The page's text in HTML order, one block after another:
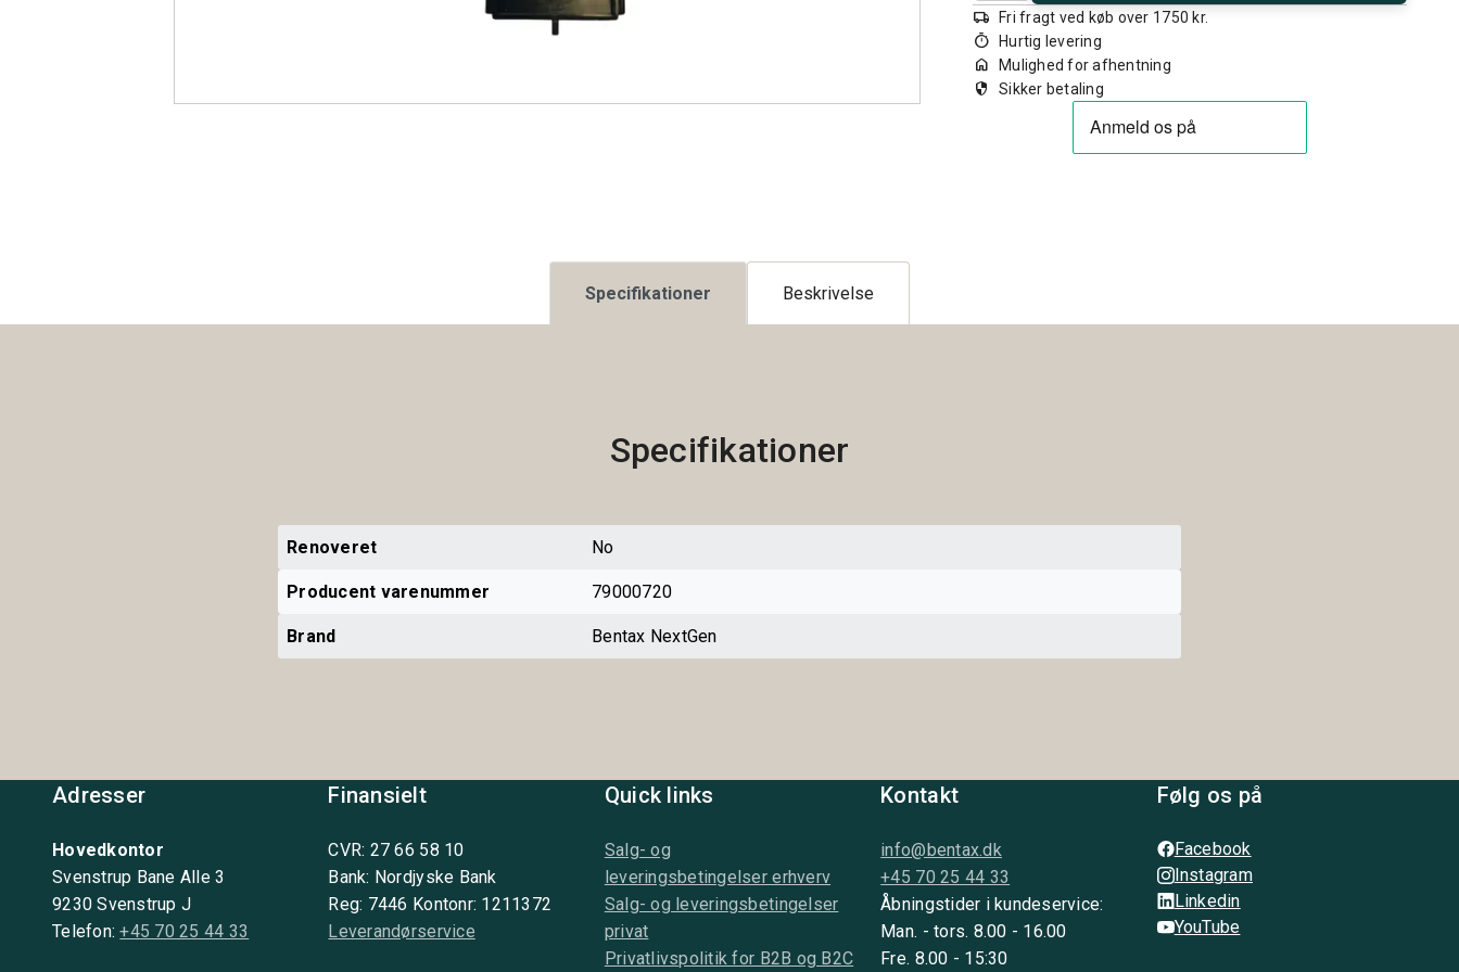
local_shipping Fri fragt ved køb over 1750 kr.
timer Hurtig levering
home Mulighed for afhentning
security Sikker betaling
Specifikationer Beskrivelse
Specifikationer
Renoveret No
Producent varenummer 79000720
Brand Bentax NextGen
Adresser
Hovedkontor
Svenstrup Bane Alle 3
9230 Svenstrup J
Telefon:+45 70 25 44 33
Finansielt
CVR: 27 66 58 10
Bank: Nordjyske Bank
Reg: 7446 Kontonr: 1211372
Leverandørservice
Quick links
Salg- og
leveringsbetingelser erhverv
Salg- og leveringsbetingelser
privat
Privatlivspolitik for B2B og B2C
Kontakt
info@bentax.dk
+45 70 25 44 33
Åbningstider i kundeservice:
Man. - tors. 8.00 - 16.00
Fre. 8.00 - 15:30
Følg os på
Facebook
Instagram
Linkedin
YouTube